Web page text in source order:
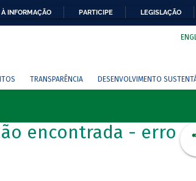
INFORMAÇÃO PARTICIPE LEGISLAÇÃO
TRANSPARÊNCIA DESENVOLVIMENTO
encontrada - erro